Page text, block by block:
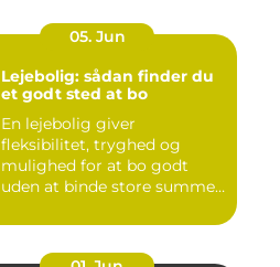
05. Jun
Lejebolig: sådan finder du
et godt sted at bo
En lejebolig giver
fleksibilitet, tryghed og
mulighed for at bo godt
uden at binde store summer